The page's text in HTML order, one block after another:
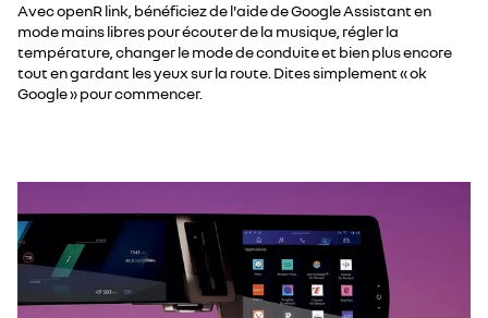
Avec openR link, bénéficiez de l'aide de Google Assistant en
mode mains libres pour écouter de la musique, régler la
température, changer le mode de conduite et bien plus encore
tout en gardant les yeux sur la route. Ditessimplement « ok
Google » pour commencer.